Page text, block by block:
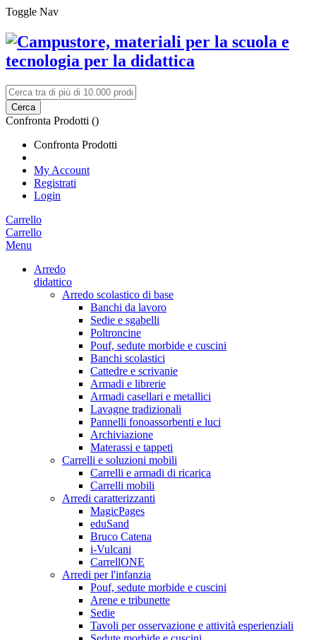
Toggle Nav
Cerca
Confronta Prodotti ()
Confronta Prodotti
My Account
Registrati
Login
Carrello
Carrello
Menu
Arredo
didattico
Arredo scolastico di base
Banchi da lavoro
Sedie e sgabelli
Poltroncine
Pouf, sedute morbide e cuscini
Banchi scolastici
Cattedre e scrivanie
Armadi e librerie
Armadi casellari e metallici
Lavagne tradizionali
Pannelli fonoassorbenti e luci
Archiviazione
Materassi e tappeti
Carrelli e soluzioni mobili
Carrelli e armadi di ricarica
Carrelli mobili
Arredi caratterizzanti
MagicPages
eduSand
Bruco Catena
i-Vulcani
CarrellONE
Arredi per l'infanzia
Pouf, sedute morbide e cuscini
Arene e tribunette
Sedie
Tavoli per osservazione e attività esperienziali